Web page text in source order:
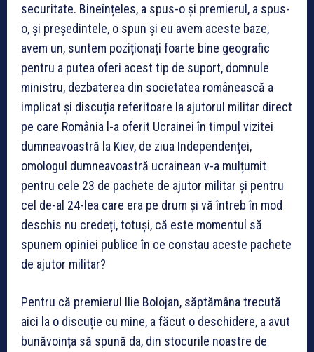
securitate. Bineînțeles, a spus-o și premierul, a spus-
o, și președintele, o spun și eu avem aceste baze,
avem un, suntem poziționați foarte bine geografic
pentru a putea oferi acest tip de suport, domnule
ministru, dezbaterea din societatea românească a
implicat și discuția referitoare la ajutorul militar direct
pe care România l-a oferit Ucrainei în timpul vizitei
dumneavoastră la Kiev, de ziua Independenței,
omologul dumneavoastră ucrainean v-a mulțumit
pentru cele 23 de pachete de ajutor militar și pentru
cel de-al 24-lea care era pe drum și vă întreb în mod
deschis nu credeți, totuși, că este momentul să
spunem opiniei publice în ce constau aceste pachete
de ajutor militar?
Pentru că premierul Ilie Bolojan, săptămâna trecută
aici la o discuție cu mine, a făcut o deschidere, a avut
bunăvoința să spună da, din stocurile noastre de